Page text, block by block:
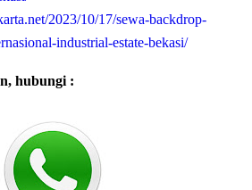
2023/10/17/sewa-backdrop-
industrial-estate-bekasi/
hubungi :